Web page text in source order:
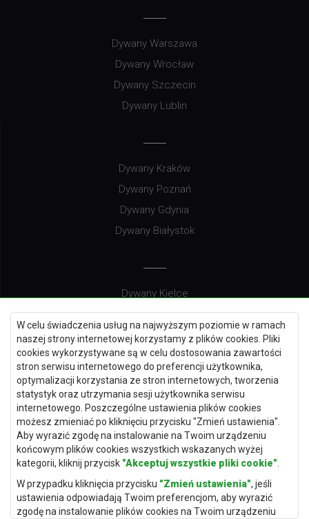
W celu świadczenia usług na najwyższym poziomie w ramach
naszej strony internetowej korzystamy z plików cookies. Pliki
cookies wykorzystywane są w celu dostosowania zawartości
stron serwisu internetowego do preferencji użytkownika,
optymalizacji korzystania ze stron internetowych, tworzenia
statystyk oraz utrzymania sesji użytkownika serwisu
internetowego. Poszczególne ustawienia plików cookies
możesz zmieniać po kliknięciu przycisku "Zmień ustawienia".
Aby wyrazić zgodę na instalowanie na Twoim urządzeniu
końcowym plików cookies wszystkich wskazanych wyżej
kategorii, kliknij przycisk "Akceptuj wszystkie pliki cookie"
W przypadku kliknięcia przycisku "Zmień ustawienia", jeśli
ustawienia odpowiadają Twoim preferencjom, aby wyrazić
zgodę na instalowanie plików cookies na Twoim urządzeniu
Dywany Warszawa
Dywany Wrocław
Dywany Szczecin
Dywany Lublin
Dywany Kraków
Dywany Poznań
Dywany Gdynia
Dywany Białystok
Dywany Kielce
Dywany Gdańsk
Dywany Toruń
Dywany Bydgoszcz
Dywany Łódź
Dywany Katowice
Dywany Rzeszów
Dywany Częstochowa